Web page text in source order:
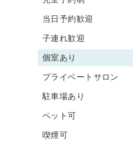
当日予約歓迎
子連れ歓迎
個室あり
プライベートサロン
駐車場あり
ペット可
喫煙可